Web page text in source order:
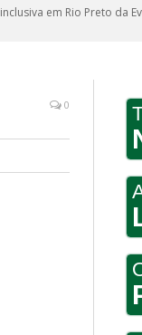
em Rio Preto da
0